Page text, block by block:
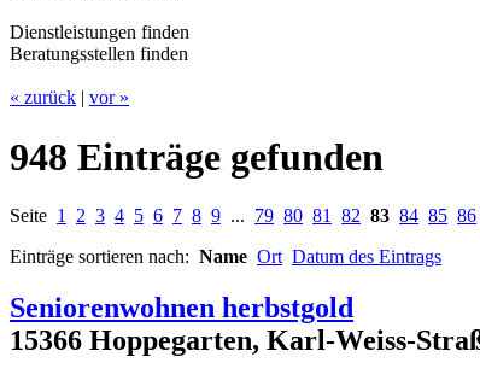
Dienstleistungen finden
Beratungsstellen finden
« zurück | vor »
948 Einträge gefunden
Seite 1 2 3 4 5 6 7 8 9 ... 79 80 81 82 83 84 85 86
Einträge sortieren nach: Name Ort Datum des Eintrags
Seniorenwohnen herbstgold
15366 Hoppegarten, Karl-Weiss-